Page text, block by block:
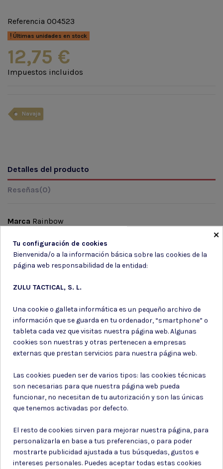
Referencia 004523
Últimas unidades en stock
12,75 €
Impuestos incluidos
Navaja
Detalles del producto
Reseñas(0)
Marca Rainbow
Suscríbete a nuestro boletín
Puede darse de baja en cualquier momento. Para ello, consulte nuestra
Consiento el uso de mis datos para los fines indicados en la
Política de privacidad
Consiento el uso de mis datos personales para recibir publicidad
×
Tu configuración de cookies
Bienvenida/o a la información básica sobre las cookies de la
página web responsabilidad de la entidad:
ZULU TACTICAL, S. L.
Una cookie o galleta informática es un pequeño archivo de
información que se guarda en tu ordenador, “smartphone” o
tableta cada vez que visitas nuestra página web. Algunas
cookies son nuestras y otras pertenecen a empresas
externas que prestan servicios para nuestra página web.
Las cookies pueden ser de varios tipos: las cookies técnicas
son necesarias para que nuestra página web pueda
funcionar, no necesitan de tu autorización y son las únicas
que tenemos activadas por defecto.
El resto de cookies sirven para mejorar nuestra página, para
personalizarla en base a tus preferencias, o para poder
mostrarte publicidad ajustada a tus búsquedas, gustos e
intereses personales. Puedes aceptar todas estas cookies